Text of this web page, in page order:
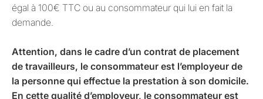
égal à 100€ TTC ou au consommateur qui lui en fait la
demande.
Attention, dans le cadre d’un contrat de placement
de travailleurs, le consommateur est l’employeur de
la personne qui effectue la prestation à son domicile.
En cette qualité d’employeur, le consommateur est